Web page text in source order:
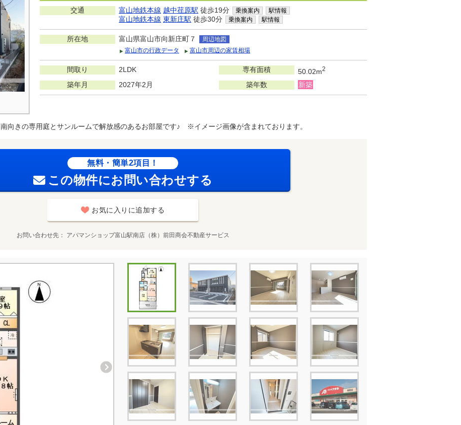
交通 富山地鉄本線 越中荏原駅 徒歩19分 乗換案内 駅情報
富山地鉄本線 東新庄駅 徒歩30分 乗換案内 駅情報
所在地 富山県富山市向新庄町７
周辺地図
富山市の行政データ
富山市周辺の家賃相場
間取り 2LDK 専有面積 50.02m2
築年月 2027年2月 築年数 新築
南向きの専用庭とサンルームで解放感のあるお部屋です♪ ※イメージ画像が含まれております。
無料・簡単2項目！
この物件にお問い合わせする
お気に入りに追加する
お問い合わせ先 アパマンショップ富山駅南店（株）前田商会不動産サービス